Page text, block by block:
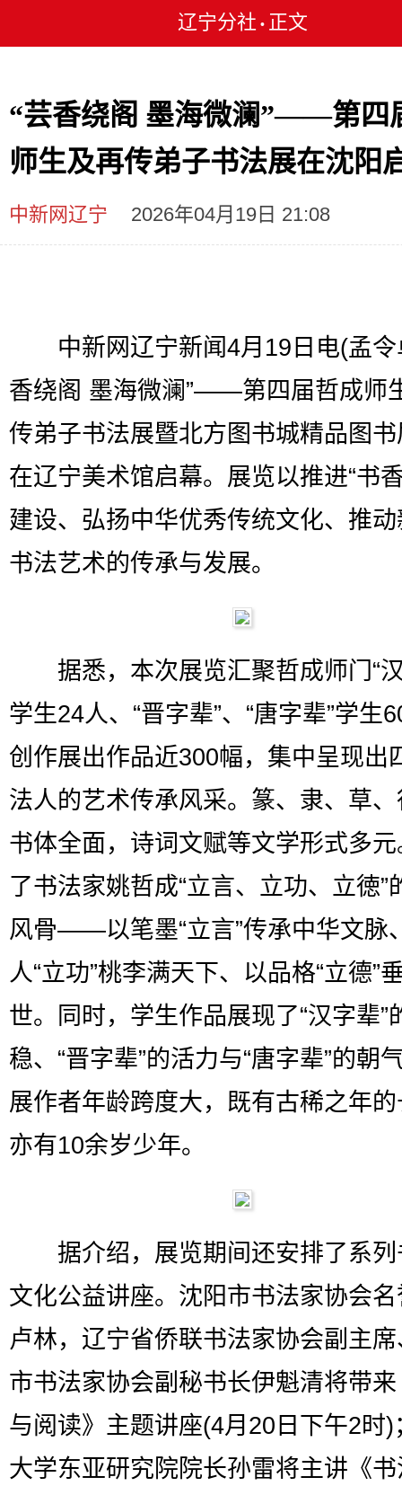
辽宁分社 • 正文
“芸香绕阁 墨海微澜”——第四
师生及再传弟子书法展在沈阳
中新网辽宁 2026年04月19日 21:08
中新网辽宁新闻4月19日电(孟令
香绕阁 墨海微澜”——第四届哲成师
传弟子书法展暨北方图书城精品图
在辽宁美术馆启幕。展览以推进“书
建设、弘扬中华优秀传统文化、推
书法艺术的传承与发展。
据悉，本次展览汇聚哲成师门“汉
学生24人、“晋字辈”、“唐字辈”学生
创作展出作品近300幅，集中呈现出
法人的艺术传承风采。篆、隶、草
书体全面，诗词文赋等文学形式多
了书法家姚哲成“立言、立功、立徳”
风骨——以笔墨“立言”传承中华文脉
人“立功”桃李满天下、以品格“立德”
世。同时，学生作品展现了“汉字辈”
稳、“晋字辈”的活力与“唐字辈”的朝
展作者年龄跨度大，既有古稀之年
亦有10余岁少年。
据介绍，展览期间还安排了系列
文化公益讲座。沈阳市书法家协会
卢林，辽宁省侨联书法家协会副主
市书法家协会副秘书长伊魁清将带
与阅读》主题讲座(4月20日下午2时)
大学东亚研究院院长孙雷将主讲《